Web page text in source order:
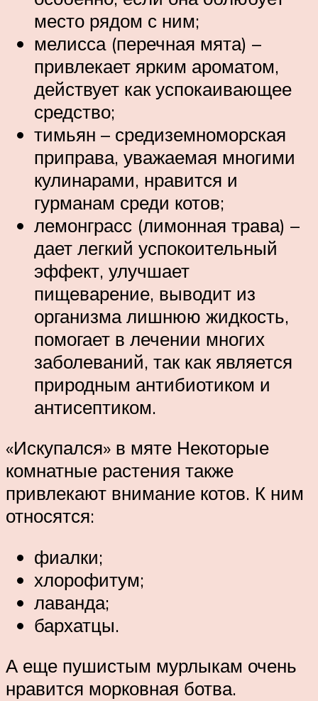
место рядом с ним;
мелисса (перечная мята) –
привлекает ярким ароматом,
действует как успокаивающее
средство;
тимьян – средиземноморская
приправа, уважаемая многими
кулинарами, нравится и
гурманам среди котов;
лемонграсс (лимонная трава) –
дает легкий успокоительный
эффект, улучшает
пищеварение, выводит из
организма лишнюю жидкость,
помогает в лечении многих
заболеваний, так как является
природным антибиотиком и
антисептиком.
«Искупался» в мяте Некоторые
комнатные растения также
привлекают внимание котов. К ним
относятся:
фиалки;
хлорофитум;
лаванда;
бархатцы.
А еще пушистым мурлыкам очень
нравится морковная ботва.